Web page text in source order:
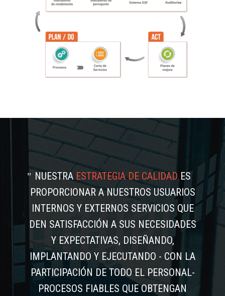
NUESTRAESTRATEGIA DE CALIDADES
PROPORCIONAR A NUESTROS USUARIOS
INTERNOS Y EXTERNOS SERVICIOS QUE
DEN SATISFACCIÓN A SUS NECESIDADES
Y EXPECTATIVAS, DISEÑANDO,
IMPLANTANDO Y EJECUTANDO - CON LA
PARTICIPACIÓN DE TODO EL PERSONAL-
PROCESOS FIABLES QUE OBTENGAN